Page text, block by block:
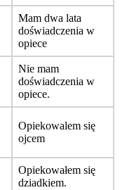
Mam dwa lata
doświadczenia w
opiece
Nie mam
doświadczenia w
opiece.
Opiekowalem się
ojcem
Opiekowałem się
dziadkiem.